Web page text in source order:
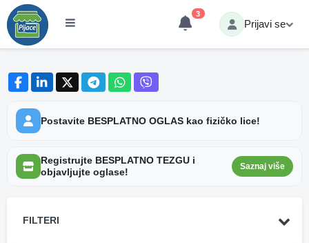
3
Prijavi se
Postavite BESPLATNO OGLAS kao fizičko lice!
Registrujte BESPLATNO TEZGU i
objavljujte oglase!
Saznaj više
FILTERI